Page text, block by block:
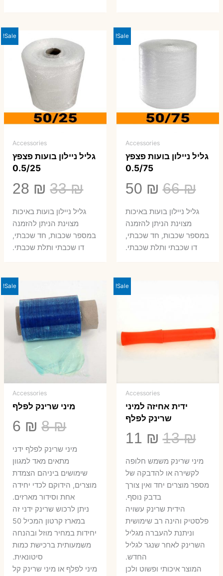
Sale!
Accessories
גליל ניילון בועות פצפץ
0.5/75
66₪
המחיר
המקורי
היה:
66 ₪.
50 ₪
הנוכחיגליל ניילון בועות באיכות
מצוינת הניתן להזמנה
במספר שכבות, חד שכבתי,
דו שכבתי ותלת שכבתי.
Sale!
Accessories
גליל ניילון בועות פצפץ
0.5/25
33₪
המחיר
המקורי
היה:
33 ₪.
28 ₪
₪.
גליל ניילון בועות באיכות
מצוינת הניתן להזמנה
במספר שכבות, חד שכבתי,
דו שכבתי ותלת שכבתי.
Sale!
Accessories
ידית אחיזה למיני
שרינק לפלף
13₪
המחיר
המקורי
היה:
13 ₪.
11 ₪
הוא:
​מיני שרינק משמש חלופה
לקשירה או להדבקה של
מספר מוצרים יחד ואין צורך
בדבק נוסף.
הידית שרינק עשויה
פלסטיק והינה רב שימושית
וניתנת להעברה מגליל
השרינק לאחר שנגר לגליל
החדש.
המוצר איכותי ופשוט ולכן
Sale!
Accessories
מיני שרינק לפלף
8₪
היה:
8 ₪.
6 ₪
6 ₪.
מיני שרינק לפלף ידני
מתאים מאד למגוון
שימושים ביניהם הצמדת
מוצרים, הידוקם לכדי יחידה
אחת וסידור מארזים.
ניתן לרכוש שרינק ידני זה
במארז קרטון המכיל 50
יחידות במחיר מוזל ובהנחה
משמעותית ברכישת כמות
סיטונאית.
מיני לפלף או מיני שרינק קל